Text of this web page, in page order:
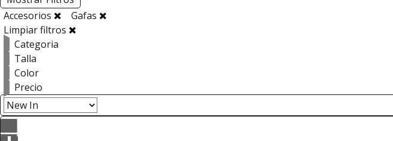
Accesorios
Gafas
Limpiar filtros
Categoria
Talla
Color
Precio